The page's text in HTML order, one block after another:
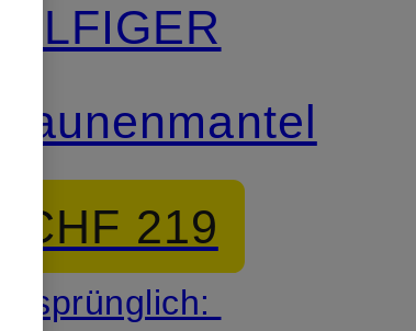
HILFIGER
Daunenmantel
CHF 219
Ursprünglich: